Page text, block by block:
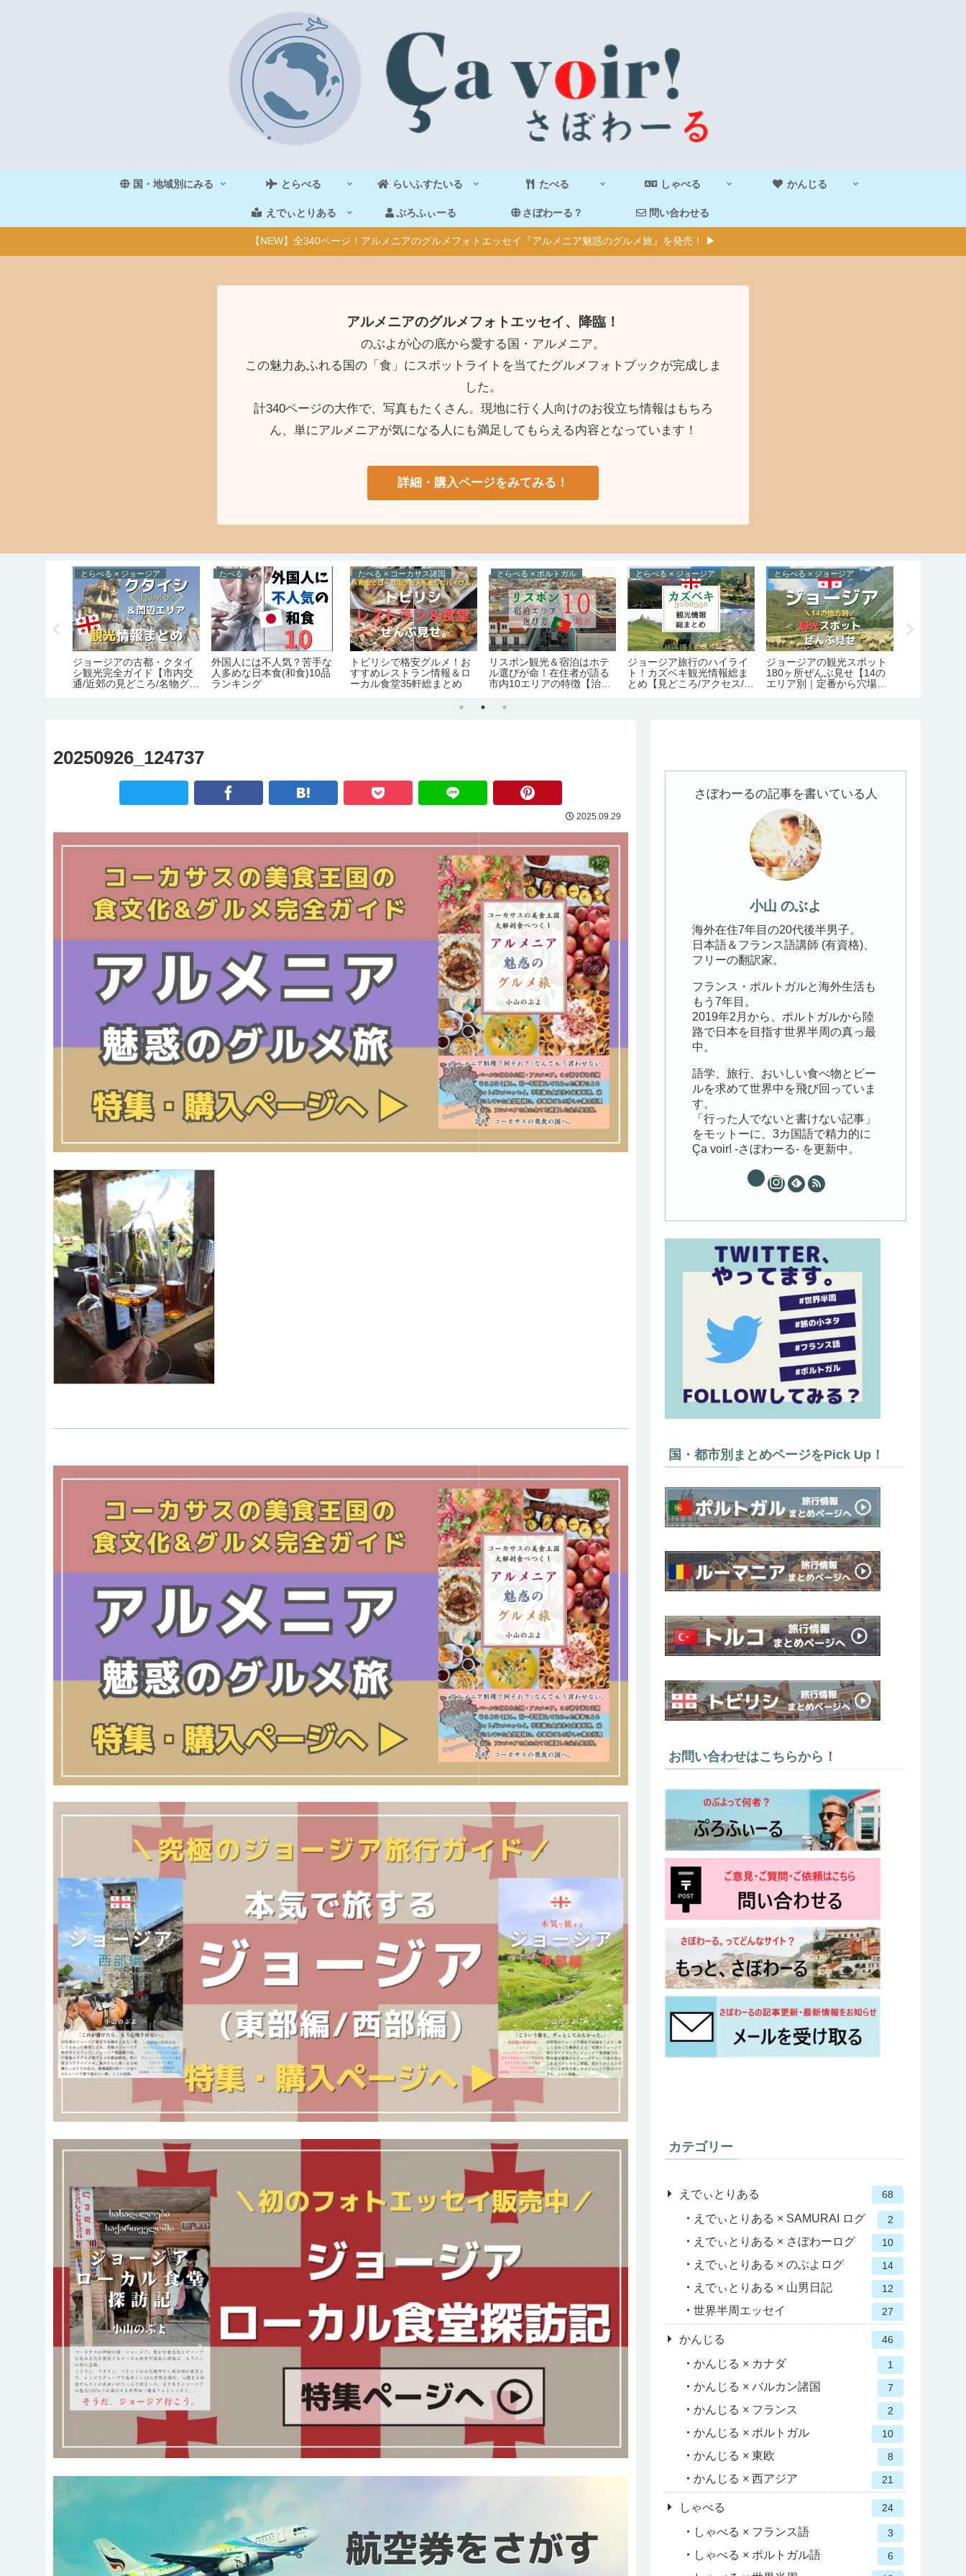
国・地域別にみる とらべる らいふすたいる たべる しゃべる かんじる
えでぃとりある ぷろふぃーる さぼわーる？ 問い合わせる
【NEW】全340ページ！アルメニアのグルメフォトエッセイ『アルメニア魅惑のグルメ旅』を発売！ ▶
アルメニアのグルメフォトエッセイ、降臨！
のぶよが心の底から愛する国・アルメニア。
この魅力あふれる国の「食」にスポットライトを当てたグルメフォトブックが完成しま
した。
計340ページの大作で、写真もたくさん。現地に行く人向けのお役立ち情報はもちろ
ん、単にアルメニアが気になる人にも満足してもらえる内容となっています！
詳細・購入ページをみてみる！
とらべる × ジョージア
ジョージアの古都・クタイ
シ観光完全ガイド【市内交
通/近郊の見どころ/名物グル
たべる
外国人には不人気？苦手な
人多めな日本食(和食)10品
ランキング
たべる × コーカサス諸国
トビリシで格安グルメ！お
すすめレストラン情報＆ロ
ーカル食堂35軒総まとめ
とらべる × ポルトガル
リスボン観光＆宿泊はホテ
ル選びが命！在住者が語る
市内10エリアの特徴【治
とらべる × ジョージア
ジョージア旅行のハイライ
ト！カズベキ観光情報総ま
とめ【見どころ/アクセス/必
とらべる × ジョージア
ジョージアの観光スポット
180ヶ所ぜんぶ見せ【14の
エリア別｜定番から穴場ま
20250926_124737
2025.09.29
さぼわーるの記事を書いている人
小山 のぶよ
海外在住7年目の20代後半男子。
日本語＆フランス語講師 (有資格)、
フリーの翻訳家。
フランス・ポルトガルと海外生活も
もう7年目。
2019年2月から、ポルトガルから陸
路で日本を目指す世界半周の真っ最
中。
語学、旅行、おいしい食べ物とビー
ルを求めて世界中を飛び回っていま
す。
「行った人でないと書けない記事」
をモットーに、3カ国語で精力的に
Ça voir! -さぼわーる- を更新中。
国・都市別まとめページをPick Up！
お問い合わせはこちらから！
カテゴリー
えでぃとりある 68
えでぃとりある × SAMURAI ログ 2
えでぃとりある × さぼわーログ 10
えでぃとりある × のぶよログ 14
えでぃとりある × 山男日記 12
世界半周エッセイ 27
かんじる 46
かんじる × カナダ 1
かんじる × バルカン諸国 7
かんじる × フランス 2
かんじる × ポルトガル 10
かんじる × 東欧 8
かんじる × 西アジア 21
しゃべる 24
しゃべる × フランス語 3
しゃべる × ポルトガル語 6